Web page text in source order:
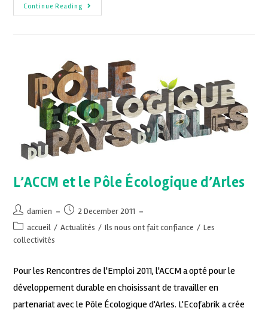
Continue Reading
L’ACCM et le Pôle Écologique d’Arles
damien
2 December 2011
accueil / Actualités / Ils nous ont fait confiance / Les
collectivités
Pour les Rencontres de l'Emploi 2011, l'ACCM a opté pour le
développement durable en choisissant de travailler en
partenariat avec le Pôle Écologique d'Arles. L'Ecofabrik a crée